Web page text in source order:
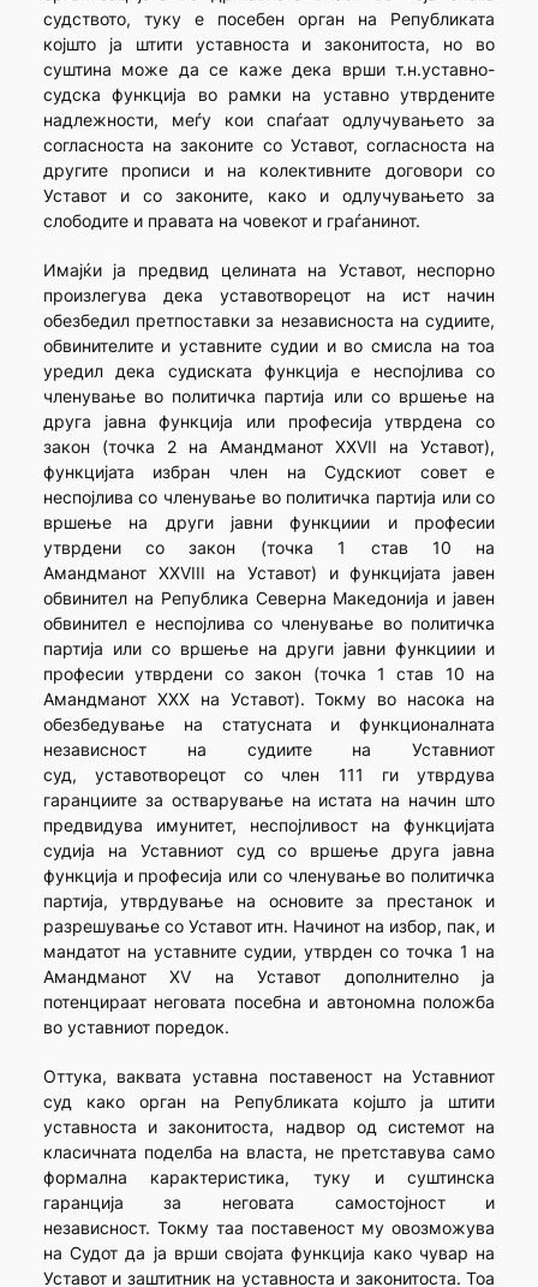
судството, туку е посебен орган на Републиката
којшто ја штити уставноста и законитоста, но во
суштина може да се каже дека врши т.н.уставно-
судска функција во рамки на уставно утврдените
надлежности, меѓу кои спаѓаат одлучувањето за
согласноста на законите со Уставот, согласноста на
другите прописи и на колективните договори со
Уставот и со законите, како и одлучувањето за
слободите и правата на човекот и граѓанинот.
Имајќи ја предвид целината на Уставот, неспорно
произлегува дека уставотворецот на ист начин
обезбедил претпоставки за независноста на судиите,
обвинителите и уставните судии и во смисла на тоа
уредил дека судиската функција е неспојлива со
членување во политичка партија или со вршење на
друга јавна функција или професија утврдена со
закон (точка 2 на Амандманот XXVII на Уставот),
функцијата избран член на Судскиот совет е
неспојлива со членување во политичка партија или со
вршење на други јавни функциии и професии
утврдени со закон (точка 1 став 10 на
Амандманот XXVIII на Уставот) и функцијата јавен
обвинител на Република Северна Македонија и јавен
обвинител е неспојлива со членување во политичка
партија или со вршење на други јавни функциии и
професии утврдени со закон (точка 1 став 10 на
Амандманот XXX на Уставот). Токму во насока на
обезбедување на статусната и функционалната
независност на судиите на Уставниот
суд, уставотворецот со член 111 ги утврдува
гаранциите за остварување на истата на начин што
предвидува имунитет, неспојливост на функцијата
судија на Уставниот суд со вршење друга јавна
функција и професија или со членување во политичка
партија, утврдување на основите за престанок и
разрешување со Уставот итн. Начинот на избор, пак, и
мандатот на уставните судии, утврден со точка 1 на
Амандманот XV на Уставот дополнително ја
потенцираат неговата посебна и автономна положба
во уставниот поредок.
Оттука, ваквата уставна поставеност на Уставниот
суд како орган на Републиката којшто ја штити
уставноста и законитоста, надвор од системот на
класичната поделба на власта, не претставува само
формална карактеристика, туку и суштинска
гаранција за неговата самостојност и
независност. Токму таа поставеност му овозможува
на Судот да ја врши својата функција како чувар на
Уставот и заштитник на уставноста и законитоста. Тоа